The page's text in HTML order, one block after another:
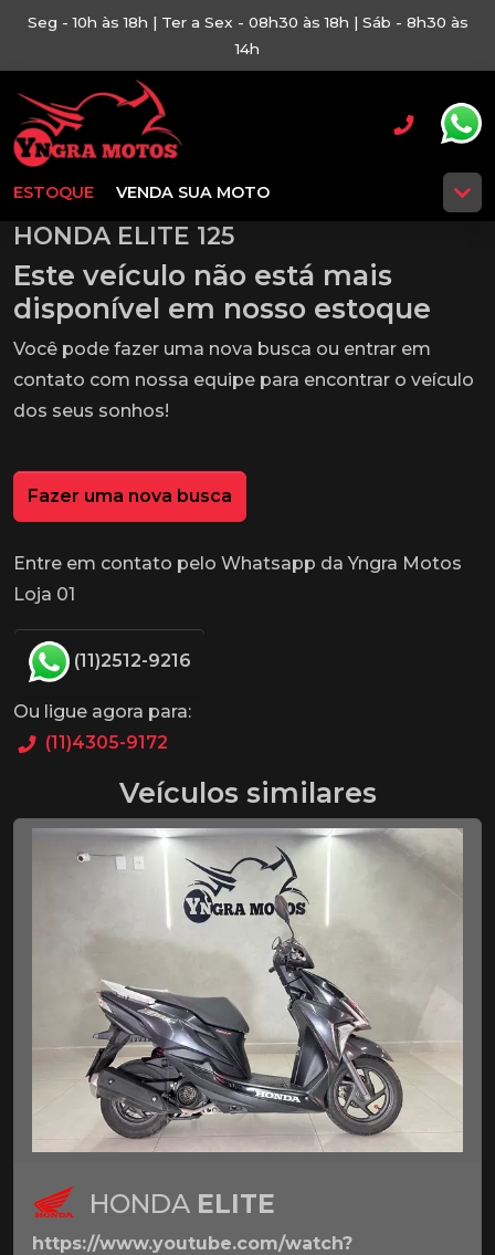
Seg - 10h às 18h | Ter a Sex - 08h30 às 18h | Sáb - 8h30 às
14h
ESTOQUE VENDA SUA MOTO
HONDA ELITE 125
Este veículo não está mais
disponível em nosso estoque
Você pode fazer uma nova busca ou entrar em
contato com nossa equipe para encontrar o veículo
dos seus sonhos!
Fazer uma nova busca
Entre em contato pelo Whatsapp da Yngra Motos
Loja 01
(11)2512-9216
Ou ligue agora para:
(11)4305-9172
Veículos similares
HONDA ELITE
https://www.youtube.com/watch?